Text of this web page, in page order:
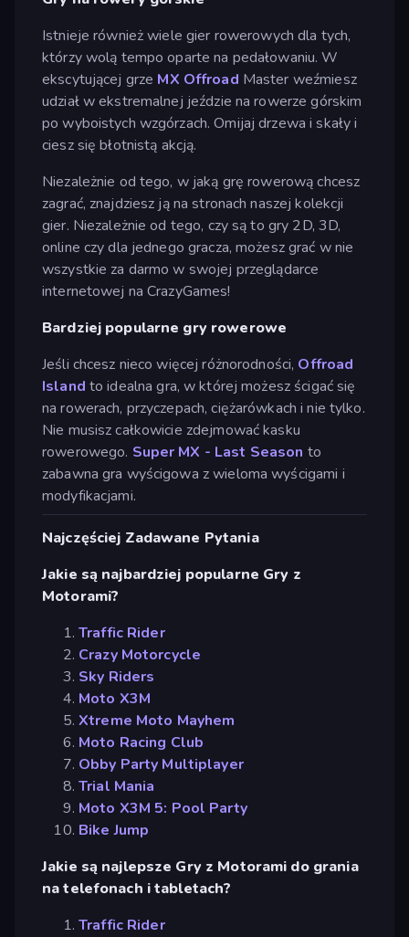
Istnieje również wiele gier rowerowych dla tych,
którzy wolą tempo oparte na pedałowaniu. W
ekscytującej grze MX Offroad Master weźmiesz
udział w ekstremalnej jeździe na rowerze górskim
po wyboistych wzgórzach. Omijaj drzewa i skały i
ciesz się błotnistą akcją.
Niezależnie od tego, w jaką grę rowerową chcesz
zagrać, znajdziesz ją na stronach naszej kolekcji
gier. Niezależnie od tego, czy są to gry 2D, 3D,
online czy dla jednego gracza, możesz grać w nie
wszystkie za darmo w swojej przeglądarce
internetowej na CrazyGames!
Bardziej popularne gry rowerowe
Jeśli chcesz nieco więcej różnorodności, Offroad
Island to idealna gra, w której możesz ścigać się
na rowerach, przyczepach, ciężarówkach i nie tylko.
Nie musisz całkowicie zdejmować kasku
rowerowego. Super MX - Last Season to
zabawna gra wyścigowa z wieloma wyścigami i
modyfikacjami.
Najczęściej Zadawane Pytania
Jakie są najbardziej popularne Gry z
Motorami?
Traffic Rider
Crazy Motorcycle
Sky Riders
Moto X3M
Xtreme Moto Mayhem
Moto Racing Club
Obby Party Multiplayer
Trial Mania
Moto X3M 5: Pool Party
Bike Jump
Jakie są najlepsze Gry z Motorami do grania
na telefonach i tabletach?
Traffic Rider